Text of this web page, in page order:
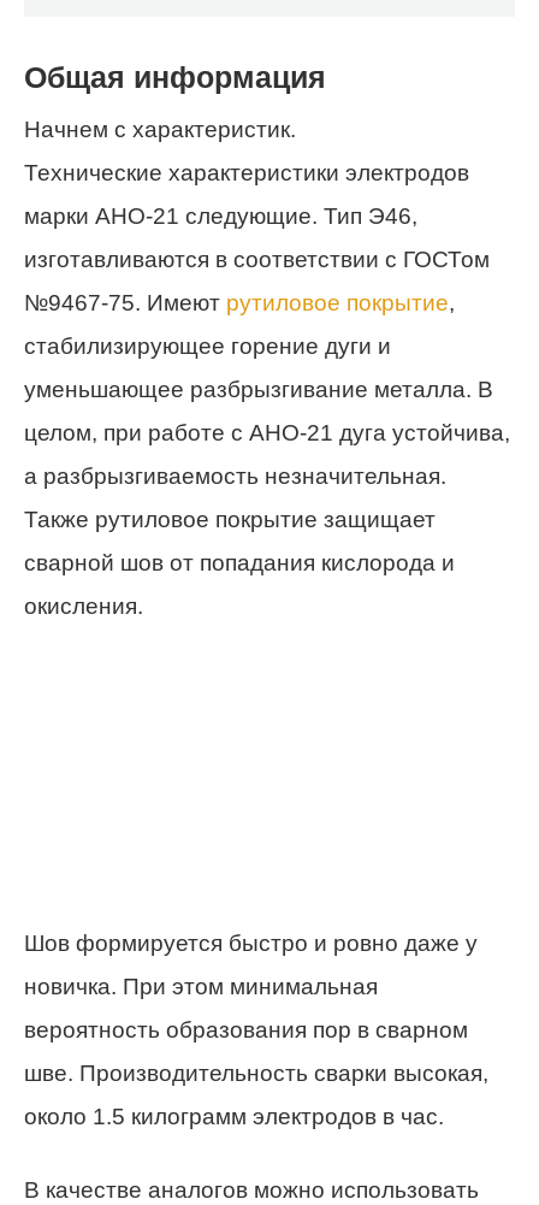
Общая информация
Начнем с характеристик.
Технические характеристики электродов
марки АНО-21 следующие. Тип Э46,
изготавливаются в соответствии с ГОСТом
№9467-75. Имеют рутиловое покрытие,
стабилизирующее горение дуги и
уменьшающее разбрызгивание металла. В
целом, при работе с АНО-21 дуга устойчива,
а разбрызгиваемость незначительная.
Также рутиловое покрытие защищает
сварной шов от попадания кислорода и
окисления.
Шов формируется быстро и ровно даже у
новичка. При этом минимальная
вероятность образования пор в сварном
шве. Производительность сварки высокая,
около 1.5 килограмм электродов в час.
В качестве аналогов можно использовать